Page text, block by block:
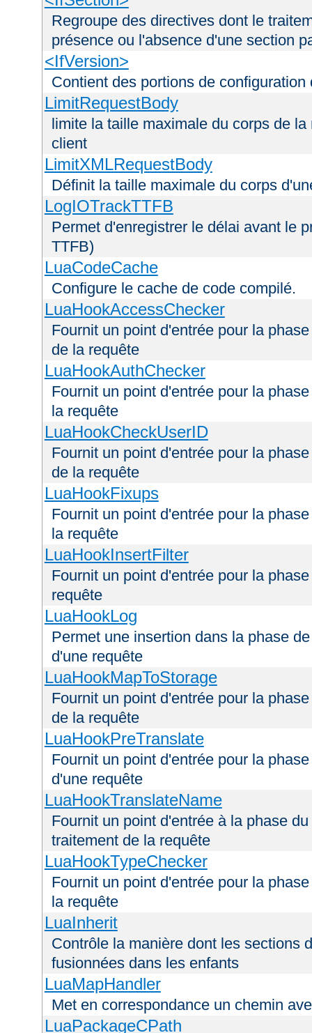
Regroupe des directives dont le
présence ou l'absence d'une section
<IfVersion>
Contient des portions de
LimitRequestBody
limite la taille maximale du corps de
client
LimitXMLRequestBody
Définit la taille maximale du corps
LogIOTrackTTFB
Permet d'enregistrer le délai avant le
TTFB)
LuaCodeCache
Configure le cache de code compilé.
LuaHookAccessChecker
Fournit un point d'entrée pour la
de la requête
LuaHookAuthChecker
Fournit un point d'entrée pour la
la requête
LuaHookCheckUserID
Fournit un point d'entrée pour la
de la requête
LuaHookFixups
Fournit un point d'entrée pour la
la requête
LuaHookInsertFilter
Fournit un point d'entrée pour la
requête
LuaHookLog
Permet une insertion dans la phase
d'une requête
LuaHookMapToStorage
Fournit un point d'entrée pour la
de la requête
LuaHookPreTranslate
Fournit un point d'entrée pour la
d'une requête
LuaHookTranslateName
Fournit un point d'entrée à la phase
traitement de la requête
LuaHookTypeChecker
Fournit un point d'entrée pour la
la requête
LuaInherit
Contrôle la manière dont les sections
fusionnées dans les enfants
LuaMapHandler
Met en correspondance un chemin
LuaPackageCPath